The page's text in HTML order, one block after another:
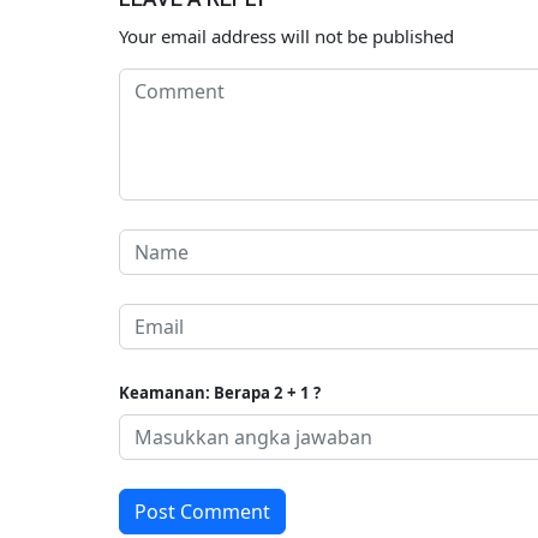
Your email address will not be published
Keamanan: Berapa 2 + 1 ?
Post Comment